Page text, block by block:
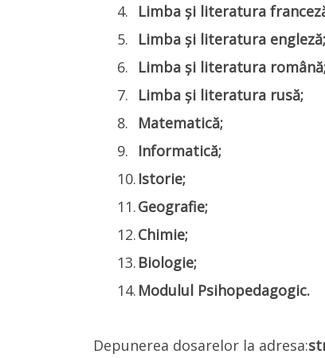
Limba și literatura
Limba și literatura engleză;
Limba și literatura
Limba și literatura rusă;
Matematică;
Informatică;
Istorie;
Geografie;
Chimie;
Biologie;
Modulul Psihopedagogic.
Depunerea dosarelor la adresa: